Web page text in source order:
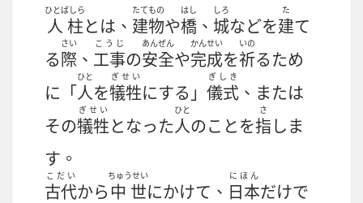
人柱
ひとばしら
とは、 建物
たてもの
や橋
はし
、 城
しろ
などを建
た
て
る際
さい
、 工事
こうじ
の安全
あんぜん
や完成
かんせい
を祈
いの
るため
に「人
ひと
を犠牲
ぎせい
にする」 儀式
ぎしき
、または
その犠牲
ぎせい
となった人
ひと
のことを指
さ
しま
す。
古代
こだい
から 中世
ちゅうせい
にかけて、 日本
にほん
だけで